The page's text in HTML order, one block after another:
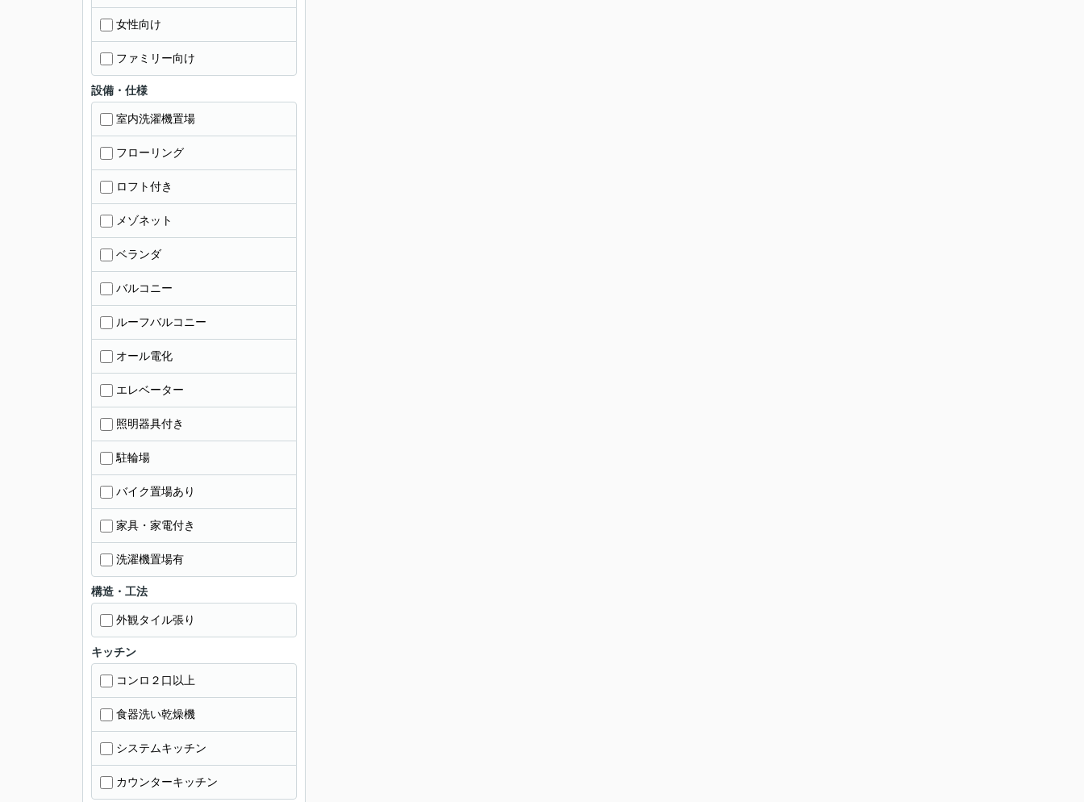
女性向け
ファミリー向け
設備・仕様
室内洗濯機置場
フローリング
ロフト付き
メゾネット
ベランダ
バルコニー
ルーフバルコニー
オール電化
エレベーター
照明器具付き
駐輪場
バイク置場あり
家具・家電付き
洗濯機置場有
構造・工法
外観タイル張り
キッチン
コンロ２口以上
食器洗い乾燥機
システムキッチン
カウンターキッチン